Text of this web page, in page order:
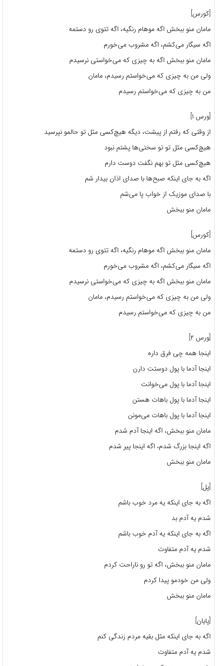
[کورس]
مامان منو ببخش اگه موهام رنگیه، اگه تتوی رو دستمه
اگه سیگار می‌کشم، اگه مشروب می‌خورم
مامان منو ببخش اگه به چیزی که می‌خواستی نرسیدم
ولی من به چیزی که می‌خواستم رسیدم، مامان
من به چیزی که می‌خواستم رسیدم
[ورس ۱]
از وقتی که رفتم از پیشت، دیگه هیچ‌کسی مثل تو حالمو نپرسید
هیچ‌کسی مثل تو تو سختی‌ها پشتم نبود
هیچ‌کسی مثل تو بهم نگفت دوست دارم
اگه به جای اینکه صبح‌ها با صدای اذان بیدار شم
با صدای موزیک از خواب پا می‌شم
مامان منو ببخش
[کورس]
مامان منو ببخش اگه موهام رنگیه، اگه تتوی رو دستمه
اگه سیگار می‌کشم، اگه مشروب می‌خورم
مامان منو ببخش اگه به چیزی که می‌خواستی نرسیدم
ولی من به چیزی که می‌خواستم رسیدم، مامان
من به چیزی که می‌خواستم رسیدم
[ورس ۲]
اینجا همه چی فرق داره
اینجا آدما با پول دوستت دارن
اینجا آدما با پول می‌خوانت
اینجا آدما با پول باهات هستن
اینجا آدما با پول باهات می‌مونن
مامان منو ببخش، اگه اینجا آدم شدم
اگه اینجا بزرگ شدم، اگه اینجا پیر شدم
مامان منو ببخش
[پل]
اگه به جای اینکه یه مرد خوب باشم
شدم یه آدم بد
اگه به جای اینکه یه آدم خوب باشم
شدم یه آدم متفاوت
مامان منو ببخش، اگه تو رو ناراحت کردم
ولی من خودمو پیدا کردم
مامان منو ببخش
[پایان]
اگه به جای اینکه مثل بقیه مردم زندگی کنم
شدم یه آدم متفاوت